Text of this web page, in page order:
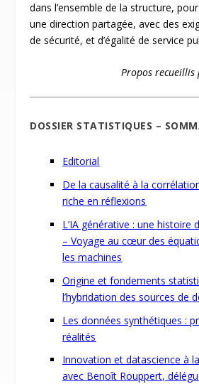
dans l’ensemble de la structure,
une direction partagée, avec des
de sécurité, et d’égalité de service
Propos recueillis
DOSSIER STATISTIQUES –
Editorial
De la causalité à la
riche en réflexions
L’IA générative : une histoire
– Voyage au cœur des
les machines
Origine et fondements
l’hybridation des sources de
Les données synthétiques :
réalités
Innovation et datascience à
avec Benoît Rouppert,